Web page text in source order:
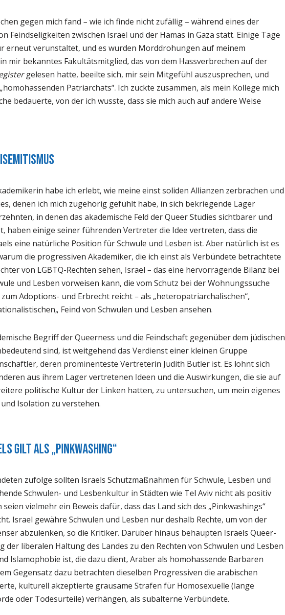
gegen mich fand – wie ich finde nicht zufällig – während eines der
Feindseligkeiten zwischen Israel und der Hamas in Gaza statt. Einige Tage
erneut verunstaltet, und es wurden Morddrohungen auf meinem
mir bekanntes Fakultätsmitglied, das von dem Hassverbrechen auf der
gelesen hatte, beeilte sich, mir sein Mitgefühl auszusprechen, und
Patriarchats“. Ich zuckte zusammen, als mein Kollege mich
bedauerte, von der ich wusste, dass sie mich auch auf andere Weise
habe ich erlebt, wie meine einst soliden Allianzen zerbrachen und
denen ich mich zugehörig gefühlt habe, in sich bekriegende Lager
in denen das akademische Feld der Queer Studies sichtbarer und
haben einige seiner führenden Vertreter die Idee vertreten, dass die
eine natürliche Position für Schwule und Lesben ist. Aber natürlich ist es
die progressiven Akademiker, die ich einst als Verbündete betrachtete
von LGBTQ-Rechten sehen, Israel – das eine hervorragende Bilanz bei
und Lesben vorweisen kann, die vom Schutz bei der Wohnungssuche
Adoptions- und Erbrecht reicht – als „heteropatriarchalischen“,
Feind von Schwulen und Lesben ansehen.
Begriff der Queerness und die Feindschaft gegenüber dem jüdischen
sind, ist weitgehend das Verdienst einer kleinen Gruppe
deren prominenteste Vertreterin Judith Butler ist. Es lohnt sich
aus ihrem Lager vertretenen Ideen und die Auswirkungen, die sie auf
politische Kultur der Linken hatten, zu untersuchen, um mein eigenes
Isolation zu verstehen.
gilt als „Pinkwashing“
zufolge sollten Israels Schutzmaßnahmen für Schwule, Lesben und
Schwulen- und Lesbenkultur in Städten wie Tel Aviv nicht als positiv
vielmehr ein Beweis dafür, dass das Land sich des „Pinkwashings“
Israel gewähre Schwulen und Lesben nur deshalb Rechte, um von der
abzulenken, so die Kritiker. Darüber hinaus behaupten Israels Queer-
der liberalen Haltung des Landes zu den Rechten von Schwulen und Lesben
Islamophobie ist, die dazu dient, Araber als homohassende Barbaren
Gegensatz dazu betrachten dieselben Progressiven die arabischen
kulturell akzeptierte grausame Strafen für Homosexuelle (lange
oder Todesurteile) verhängen, als subalterne Verbündete.